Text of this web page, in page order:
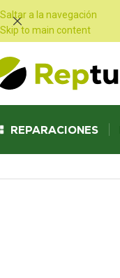
Saltar a la navegación
Skip to main content
REPARACIONES